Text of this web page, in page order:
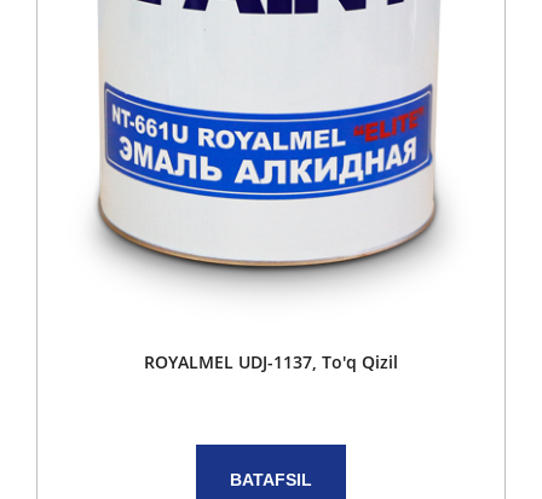
ROYALMEL UDJ-1137, To'q Qizil
BATAFSIL